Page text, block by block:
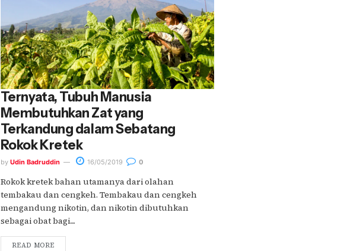
Ternyata, Tubuh Manusia
Membutuhkan Zat yang
Terkandung dalam Sebatang
Rokok Kretek
by Udin Badruddin 16/05/2019 0
Rokok kretek bahan utamanya dari olahan
tembakau dan cengkeh. Tembakau dan cengkeh
mengandung nikotin, dan nikotin dibutuhkan
sebagai obat bagi....
READ MORE